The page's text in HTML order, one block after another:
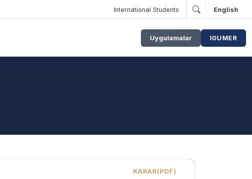
International Students English
Uygulamalar IGUMER
KARAR(PDF)